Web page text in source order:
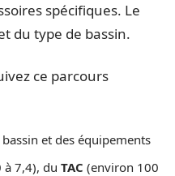
spécifiques. Le
du type de bassin.
ce parcours
et des équipements
à 7,4), du TAC (environ 100